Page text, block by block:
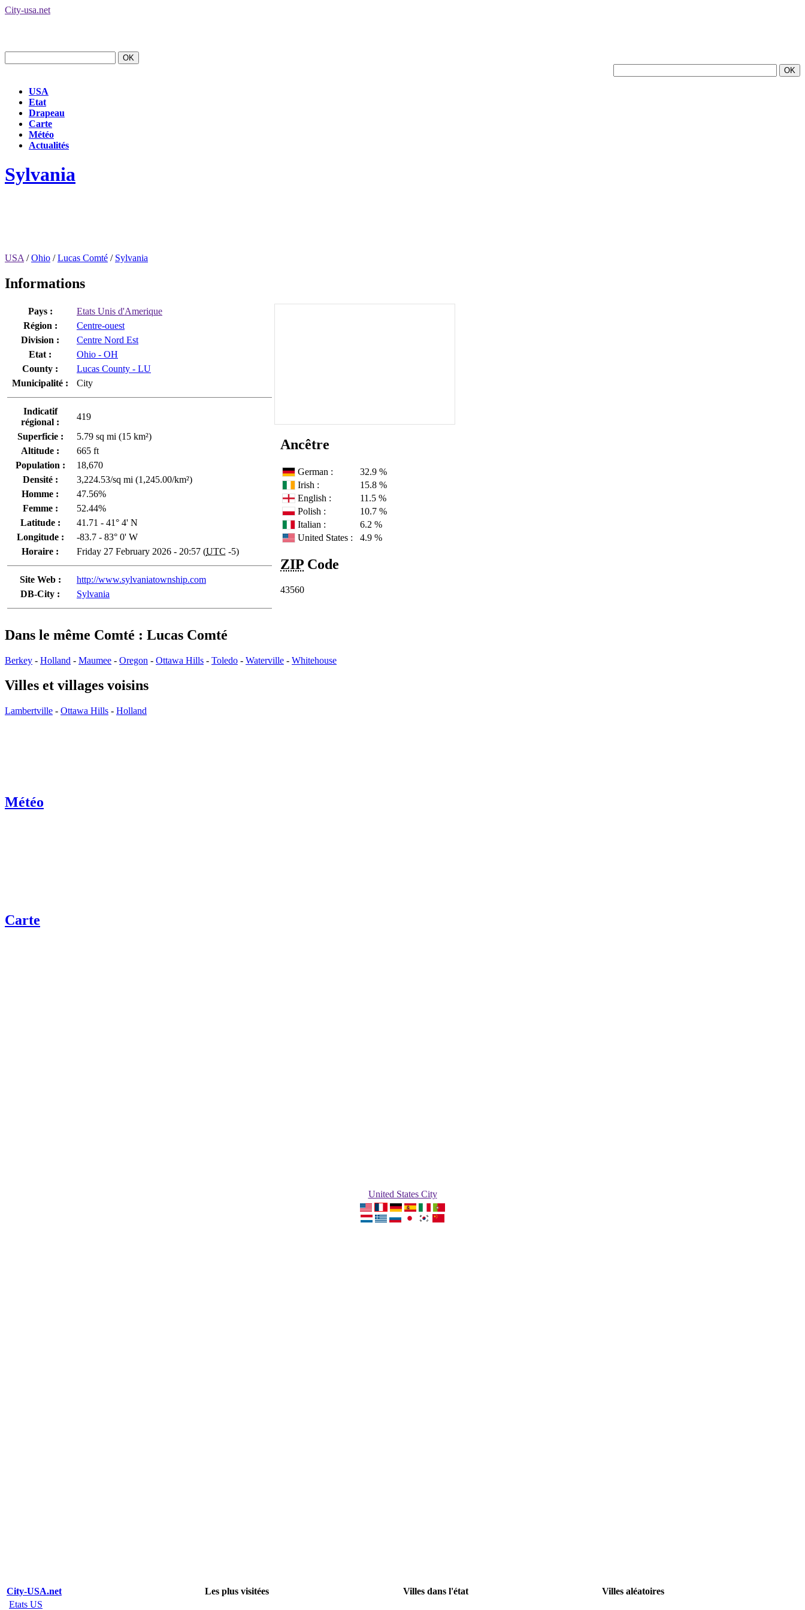
City-usa.net
USA
Etat
Drapeau
Carte
Météo
Actualités
Sylvania
USA /Ohio /Lucas Comté / Sylvania
Informations
Pays :
Etats Unis d'Amerique
Région :
Centre-ouest
Division :
Centre Nord Est
Etat :
Ohio - OH
County :
Lucas County - LU
Municipalité :
City
Indicatif
régional :
419
Superficie :
5.79 sq mi (15 km²)
Altitude :
665 ft
Population :
18,670
Densité :
3,224.53/sq mi (1,245.00/km²)
Homme :
47.56%
Femme :
52.44%
Latitude :
41.71 - 41° 4' N
Longitude :
-83.7 - 83° 0' W
Horaire :
Friday 27 February 2026 - 20:57 (UTC -5)
Site Web :
http://www.sylvaniatownship.com
DB-City :
Sylvania
Ancêtre
German :
32.9 %
Irish :
15.8 %
English :
11.5 %
Polish :
10.7 %
Italian :
6.2 %
United States :
4.9 %
ZIP Code
43560
Dans le même Comté : Lucas Comté
Berkey - Holland - Maumee - Oregon - Ottawa Hills - Toledo - Waterville - Whitehouse
Villes et villages voisins
Lambertville - Ottawa Hills - Holland
Météo
Carte
United States City
City-USA.net Les plus visitées Villes dans l'état
Villes aléatoires
Etats US